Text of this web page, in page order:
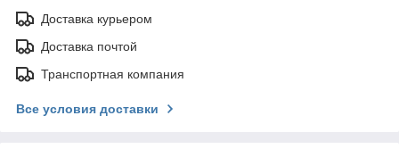
Доставка курьером
Доставка почтой
Транспортная компания
Все условия доставки